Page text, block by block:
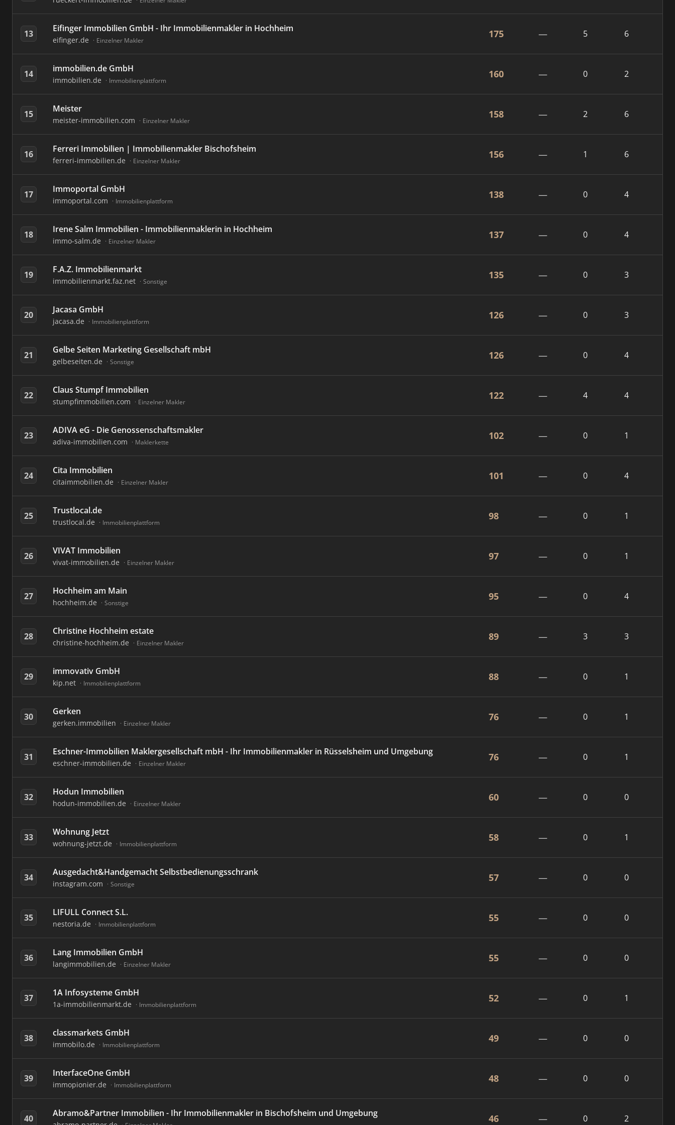
13 Eifinger Immobilien GmbH - Ihr Immobilienmakler in Hochheim
eifinger.de Einzelner Makler
175 — 5 6
14 immobilien.de GmbH
immobilien.de Immobilienplattform
160 — 0 2
15 Meister
meister-immobilien.com Einzelner Makler
158 — 2 6
16 Ferreri Immobilien | Immobilienmakler Bischofsheim
ferreri-immobilien.de Einzelner Makler
156 — 1 6
17 Immoportal GmbH
immoportal.com Immobilienplattform
138 — 0 4
18 Irene Salm Immobilien - Immobilienmaklerin in Hochheim
immo-salm.de Einzelner Makler
137 — 0 4
19 F.A.Z. Immobilienmarkt
immobilienmarkt.faz.net Sonstige
135 — 0 3
20 Jacasa GmbH
jacasa.de Immobilienplattform
126 — 0 3
21 Gelbe Seiten Marketing Gesellschaft mbH
gelbeseiten.de Sonstige
126 — 0 4
22 Claus Stumpf Immobilien
stumpfimmobilien.com Einzelner Makler
122 — 4 4
23 ADIVA eG - Die Genossenschaftsmakler
adiva-immobilien.com Maklerkette
102 — 0 1
24 Cita Immobilien
citaimmobilien.de Einzelner Makler
101 — 0 4
25 Trustlocal.de
trustlocal.de Immobilienplattform
98 — 0 1
26 VIVAT Immobilien
vivat-immobilien.de Einzelner Makler
97 — 0 1
27 Hochheim am Main
hochheim.de Sonstige
95 — 0 4
28 Christine Hochheim estate
christine-hochheim.de Einzelner Makler
89 — 3 3
29 immovativ GmbH
kip.net Immobilienplattform
88 — 0 1
30 Gerken
gerken.immobilien Einzelner Makler
76 — 0 1
31 Eschner-Immobilien Maklergesellschaft mbH - Ihr Immobilienmakler in Rüsselsheim und Umgebung
eschner-immobilien.de Einzelner Makler
76 — 0 1
32 Hodun Immobilien
hodun-immobilien.de Einzelner Makler
60 — 0 0
33 Wohnung Jetzt
wohnung-jetzt.de Immobilienplattform
58 — 0 1
34 Ausgedacht&Handgemacht Selbstbedienungsschrank
instagram.com Sonstige
57 — 0 0
35 LIFULL Connect S.L.
nestoria.de Immobilienplattform
55 — 0 0
36 Lang Immobilien GmbH
langimmobilien.de Einzelner Makler
55 — 0 0
37 1A Infosysteme GmbH
1a-immobilienmarkt.de Immobilienplattform
52 — 0 1
38 classmarkets GmbH
immobilo.de Immobilienplattform
49 — 0 0
39 InterfaceOne GmbH
immopionier.de Immobilienplattform
48 — 0 0
40 Abramo&Partner Immobilien - Ihr Immobilienmakler in Bischofsheim und Umgebung 46 — 0 2